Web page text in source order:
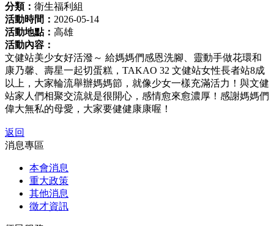
分類： 衛生福利組
活動時間： 2026-05-14
活動地點： 高雄
活動內容：
文健站美少女好活潑～ 給媽媽們感恩洗腳、靈動手做花環和
康乃馨、壽星一起切蛋糕，TAKAO 32 文健站女性長者站8成
以上，大家輪流舉辦媽媽節，就像少女一樣充滿活力！與文健
站家人們相聚交流就是很開心，感情愈來愈濃厚！感謝媽媽們
偉大無私的母愛，大家要健健康康喔！
返回
消息專區
本會消息
重大政策
其他消息
徵才資訊